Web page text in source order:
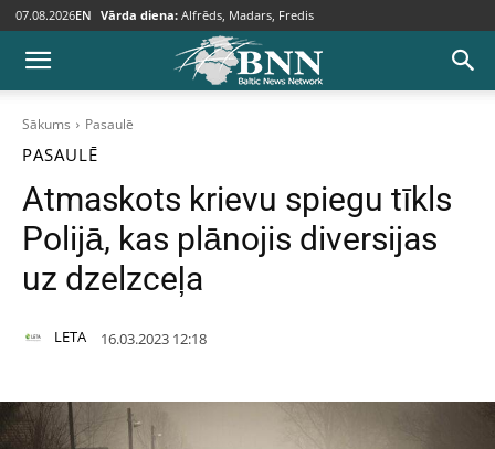
07.08.2026EN Vārda diena: Alfrēds, Madars, Fredis
Sākums Pasaulē
PASAULĒ
Atmaskots krievu spiegu tīkls
Polijā, kas plānojis diversijas
uz dzelzceļa
LETA 16.03.2023 12:18